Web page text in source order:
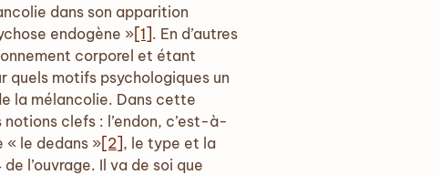
dans son apparition
endogène »[1]. En d’autres
corporel et étant
quels motifs psychologiques un
la mélancolie. Dans cette
clefs : l’endon, c’est-à-
« le dedans »[2], le type et la
l’ouvrage. Il va de soi que